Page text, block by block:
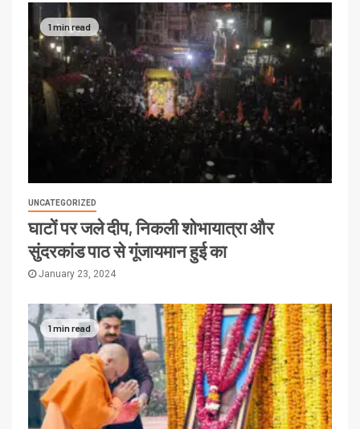
1 min read
UNCATEGORIZED
घाटों पर जले दीप, निकली शोभायात्रा और
सुंदरकांड पाठ से गूंजायमान हुई का
January 23, 2024
1 min read